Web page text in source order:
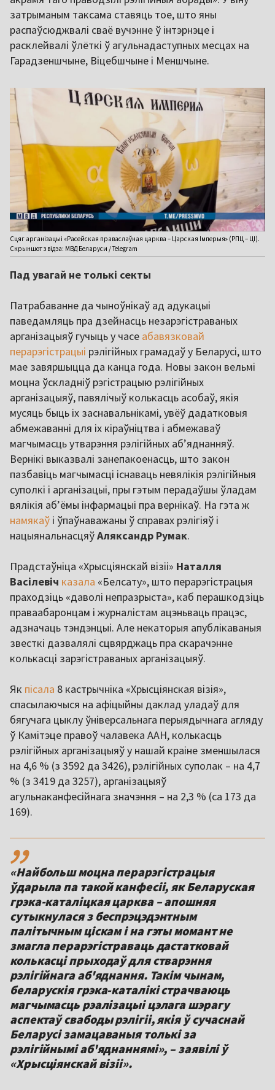
затрыманым таксама ставяць тое, што яны
распаўсюджвалі сваё вучэнне ў інтэрнэце і
расклейвалі ўлёткі ў агульнадаступных месцах на
Гарадзеншчыне, Віцебшчыне і Меншчыне.
Сцяг арганізацыі «Расейская праваслаўная царква – Царская Імперыя» (РПЦ – ЦІ).
Скрыншот з відэа: МВД Беларуси / Telegram
Пад увагай не толькі секты
Патрабаванне да чыноўнікаў ад адукацыі
паведамляць пра дзейнасць незарэгістраваных
арганізацыяў гучыць у часе абавязковай
перарэгістрацыі рэлігійных грамадаў у Беларусі, што
мае завяршыцца да канца года. Новы закон вельмі
моцна ўскладніў рэгістрацыю рэлігійных
арганізацыяў, павялічыў колькасць асобаў, якія
мусяць быць іх заснавальнікамі, увёў дадатковыя
абмежаванні для іх кіраўніцтва і абмежаваў
магчымасць утварэння рэлігійных аб’яднанняў.
Вернікі выказвалі занепакоенасць, што закон
пазбавіць магчымасці існаваць невялікія рэлігійныя
суполкі і арганізацыі, пры гэтым перадаўшы ўладам
вялікія аб’ёмы інфармацыі пра вернікаў. На гэта ж
намякаў і ўпаўнаважаны ў справах рэлігіяў і
нацыянальнасцяўАляксандр Румак.
Прадстаўніца «Хрысціянскай візіі» Наталля
Васілевіч казала «Белсату», што перарэгістрацыя
праходзіць «даволі непразрыста», каб перашкодзіць
праваабаронцам і журналістам ацэньваць працэс,
адзначаць тэндэнцыі. Але некаторыя апублікаваныя
звесткі дазвалялі сцвярджаць пра скарачэнне
колькасці зарэгістраваных арганізацыяў.
Як пісала 8 кастрычніка «Хрысціянская візія»,
спасылаючыся на афіцыйны даклад уладаў для
бягучага цыклу ўніверсальнага перыядычнага агляду
ў Камітэце правоў чалавека ААН, колькасць
рэлігійных арганізацыяў у нашай краіне зменшылася
на 4,6 % (з 3592 да 3426), рэлігійных суполак – на 4,7
% (з 3419 да 3257), арганізацыяў
агульнаканфесійнага значэння – на 2,3 % (са 173 да
169).
,,
«Найбольш моцна перарэгістрацыя
ўдарыла па такой канфесіі, як Беларуская
грэка-каталіцкая царква – апошняя
сутыкнулася з беспрэцэдэнтным
палітычным ціскам і на гэты момант не
змагла перарэгістраваць дастатковай
колькасці прыходаў для стварэння
рэлігійнага аб'яднання. Такім чынам,
беларускія грэка-каталікі страчваюць
магчымасць рэалізацыі цэлага шэрагу
аспектаў свабоды рэлігіі, якія ў сучаснай
Беларусі замацаваныя толькі за
рэлігійнымі аб'яднаннямі», – заявілі ў
«Хрысціянскай візіі».